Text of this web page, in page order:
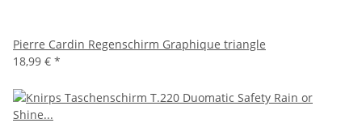
Pierre Cardin Regenschirm Graphique triangle
18,99 € *